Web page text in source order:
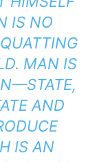
IS NO
MAN IS
AND
IS AN